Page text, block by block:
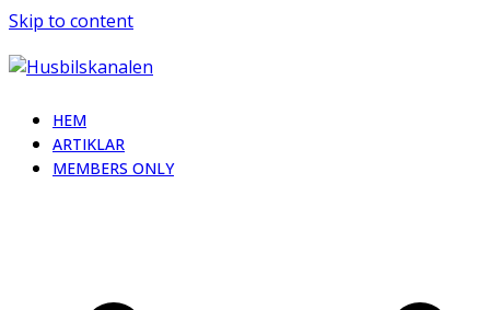
Skip to content
HEM
ARTIKLAR
MEMBERS ONLY